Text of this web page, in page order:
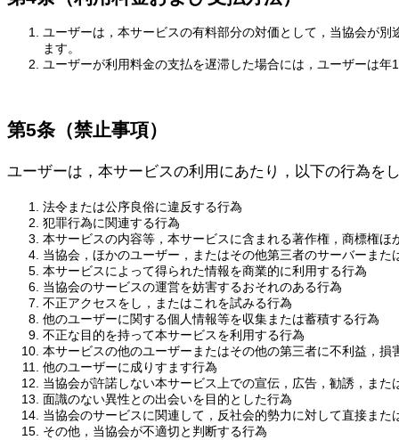
ユーザーは，本サービスの有料部分の対価として，当協会が
ます。
ユーザーが利用料金の支払を遅滞した場合には，ユーザーは
第5条（禁止事項）
ユーザーは，本サービスの利用にあたり，以下の行為を
法令または公序良俗に違反する行為
犯罪行為に関連する行為
本サービスの内容等，本サービスに含まれる著作権，商標権ほ
当協会，ほかのユーザー，またはその他第三者のサーバーま
本サービスによって得られた情報を商業的に利用する行為
当協会のサービスの運営を妨害するおそれのある行為
不正アクセスをし，またはこれを試みる行為
他のユーザーに関する個人情報等を収集または蓄積する行為
不正な目的を持って本サービスを利用する行為
本サービスの他のユーザーまたはその他の第三者に不利益，損
他のユーザーに成りすます行為
当協会が許諾しない本サービス上での宣伝，広告，勧誘，また
面識のない異性との出会いを目的とした行為
当協会のサービスに関連して，反社会的勢力に対して直接また
その他，当協会が不適切と判断する行為